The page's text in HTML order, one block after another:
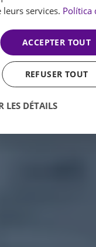
services. Política
ACCEPTER TOUT
REFUSER TOUT
LES DÉTAILS